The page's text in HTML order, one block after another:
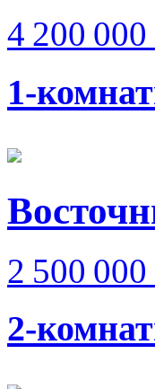
4 200 000
1-
2 500 000
2-